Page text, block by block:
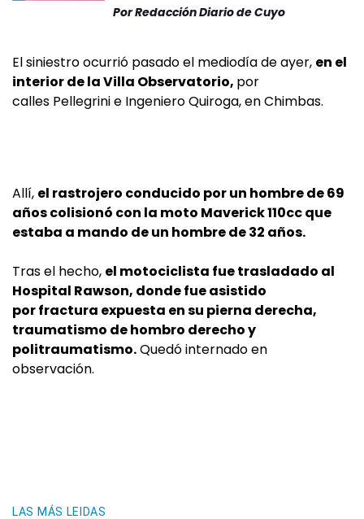
PorRedacción Diario de Cuyo
El siniestro ocurrió pasado el mediodía de ayer, en el
interior de la Villa Observatorio, por
calles Pellegrini e Ingeniero Quiroga, en Chimbas.
Allí, el rastrojero conducido por un hombre de 69
años colisionó con la moto Maverick 110cc que
estaba a mando de un hombre de 32 años.
Tras el hecho, el motociclista fue trasladado al
Hospital Rawson, donde fue asistido
por fractura expuesta en su pierna derecha,
traumatismo de hombro derecho y
politraumatismo.Quedó internado en
observación.
LAS MÁS LEIDAS